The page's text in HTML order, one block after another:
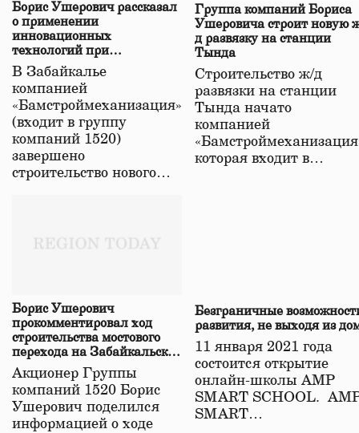
Борис Ушерович рассказал
о применении
инновационных
технологий при
строительстве нового моста
в Забайкалье
В Забайкалье
компанией
«Бамстроймеханизация»
(входит в группу
компаний 1520)
завершено
строительство нового…
Группа компаний Бориса
Ушеровича строит новую
д развязку на станции
Тында
Строительство ж/д
развязки на станции
Тында начато
компанией
которая входит в…
Борис Ушерович
прокомментировал ход
строительства мостового
перехода на Забайкальской
железной дороге
Акционер Группы
компаний 1520 Борис
Ушерович поделился
информацией о ходе
Безграничные
развития, не выходя из
11 января 2021 года
состоится открытие
онлайн-школы АМР
SMART SCHOOL.
SMART…